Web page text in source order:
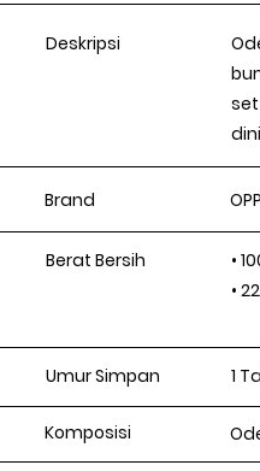
Deskripsi
Brand
Berat Bersih
•
•
Umur Simpan 1
Komposisi